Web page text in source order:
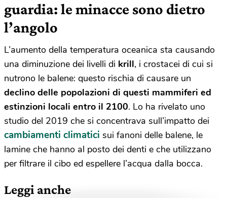
guardia: le minacce sono dietro
l’angolo
L’aumento della temperatura oceanica sta causando
una diminuzione dei livelli di krill, i crostacei di cui si
nutrono le balene: questo rischia di causare un
declino delle popolazioni di questi mammiferi ed
estinzioni locali entro il 2100. Lo ha rivelato uno
studio del 2019 che si concentrava sull’impatto dei
cambiamenti climatici sui fanoni delle balene, le
lamine che hanno al posto dei denti e che utilizzano
per filtrare il cibo ed espellere l’acqua dalla bocca.
Leggi anche